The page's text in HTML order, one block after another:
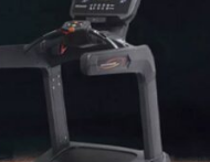
به‌خصوص در باشگاه‌های